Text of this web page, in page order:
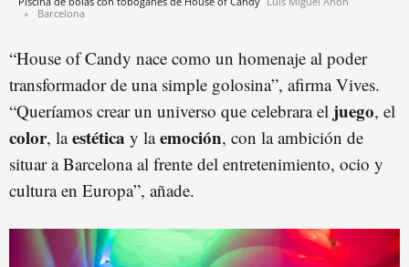
Barcelona
“House of Candy nace como un homenaje al poder
transformador de una simple golosina”, afirma Vives.
“Queríamos crear un universo que celebrara el juego, el
color, laestética y laemoción, con la ambición de
situar a Barcelona al frente del entretenimiento, ocio y
cultura en Europa”, añade.